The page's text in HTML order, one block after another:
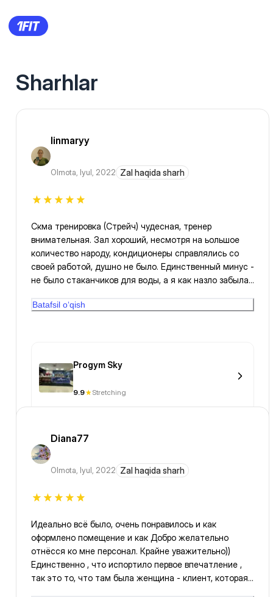
Sharhlar
linmaryy
Olmota, Iyul, 2022 Zal haqida sharh
Скма тренировка (Стрейч) чудесная, тренер
внимательная. Зал хороший, несмотря на ьольшое
количество народу, кондиционеры справлялись со
своей работой, душно не было. Единственный минус -
не было стаканчиков для воды, а я как назло забыла
потому что в фитнеслубе, раз уж есть вода в
Batafsil o‘qish
Progym Sky
9.9 Stretching
Diana77
Olmota, Iyul, 2022 Zal haqida sharh
Идеально всё было, очень понравилось и как
оформлено помещение и как Добро желательно
отнёсся ко мне персонал. Крайне уважительно))
Единственно , что испортило первое впечатление ,
так это то, что там была женщина - клиент, которая